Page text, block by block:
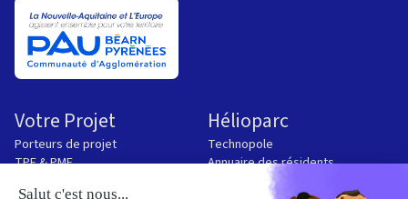
Votre Projet
Porteurs de projet
TPE & PME
Hélioparc
Technopole
Annuaire des résidents